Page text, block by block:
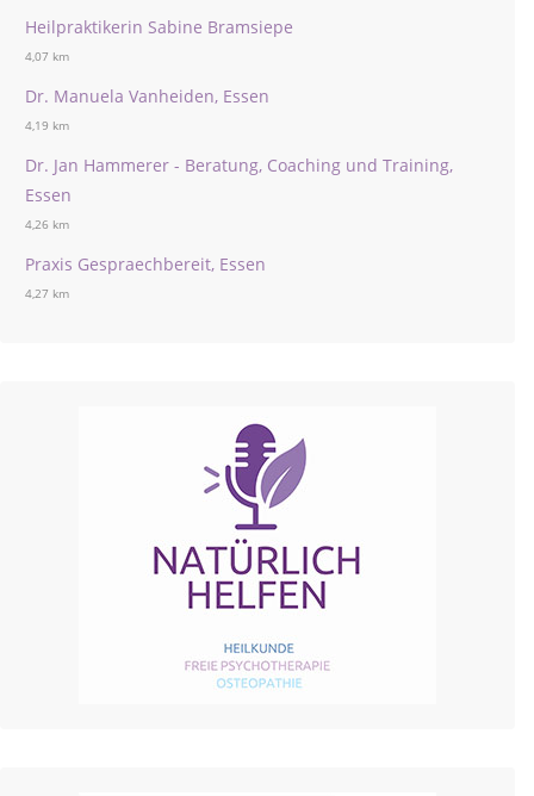
Heilpraktikerin Sabine Bramsiepe
4,07 km
Dr. Manuela Vanheiden, Essen
4,19 km
Dr. Jan Hammerer - Beratung, Coaching und Training,
Essen
4,26 km
Praxis Gespraechbereit, Essen
4,27 km